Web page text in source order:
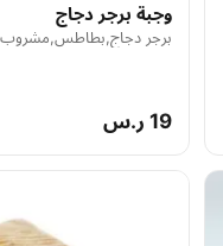
وجبة برجر دجاج
برجر دجاج,بطاطس,مشروب
19 ر.س